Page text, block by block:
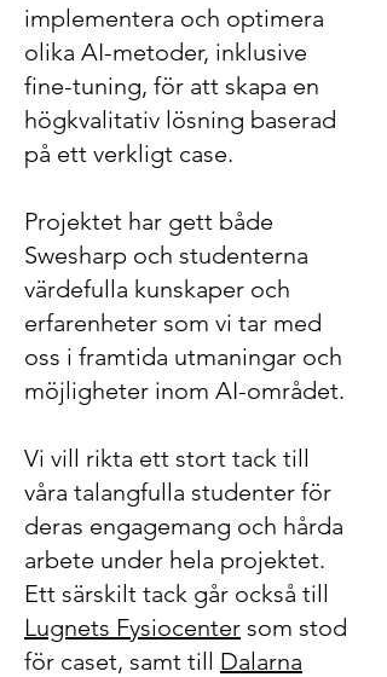
implementera och optimera
olika AI-metoder, inklusive
fine-tuning, för att skapa en
högkvalitativ lösning baserad
på ett verkligt case.
Projektet har gett både
Swesharp och studenterna
värdefulla kunskaper och
erfarenheter som vi tar med
oss i framtida utmaningar och
möjligheter inom AI-området.
Vi vill rikta ett stort tack till
våra talangfulla studenter för
deras engagemang och hårda
arbete under hela projektet.
Ett särskilt tack går också till
Lugnets Fysiocenter som stod
för caset, samt till Dalarna